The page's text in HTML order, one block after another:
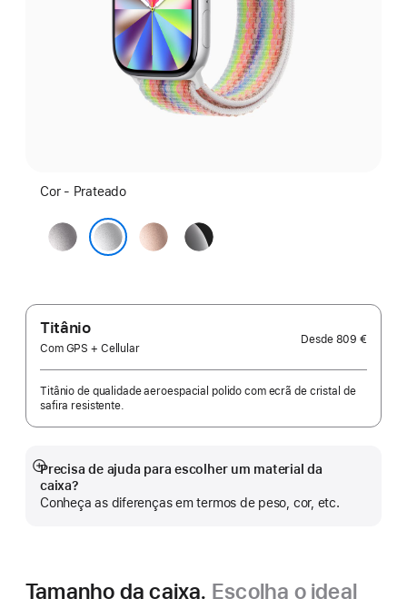
Cor - Prateado
Cinzento
sideral
Rosa‑douradoPreto brilhante
Titânio
Com GPS + Cellular
Desde 809 €
Titânio de qualidade aeroespacial polido com ecrã de cristal de
safira resistente.
Precisa de ajuda para escolher um material da
caixa?
Conheça as diferenças em termos de peso, cor, etc.
Veja
mais
Tamanho da caixa. Escolha o ideal